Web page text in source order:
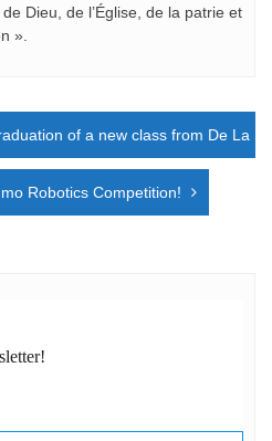
Dieu, de l’Église, de la patrie et
».
of a new class from De La
Robotics Competition!